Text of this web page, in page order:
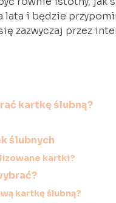
i będzie
zazwyczaj przez
kartkę ślubną?
ślubnych
kartki?
kartkę ślubną?